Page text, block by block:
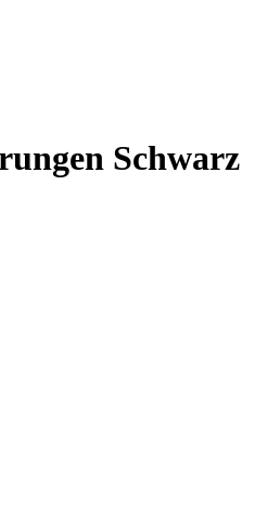
Schwarz